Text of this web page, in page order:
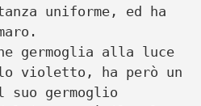
uniforme, ed ha
germoglia alla luce
violetto, ha però un
suo germoglio